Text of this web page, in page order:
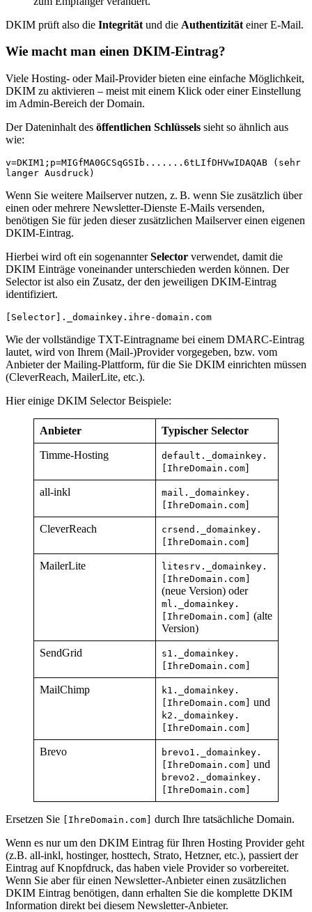
DKIM prüft also die Integrität und die Authentizität einer E-Mail.
Wie macht man einen DKIM-Eintrag?
Viele Hosting- oder Mail-Provider bieten eine einfache Möglichkeit,
DKIM zu aktivieren – meist mit einem Klick oder einer Einstellung
im Admin-Bereich der Domain.
Der Dateninhalt des öffentlichen Schlüssels sieht so ähnlich aus
wie:
v=DKIM1;p=MIGfMA0GCSqGSIb.......6tLIfDHVwIDAQAB (sehr
langer Ausdruck)
Wenn Sie weitere Mailserver nutzen, z. B. wenn Sie zusätzlich über
einen oder mehrere Newsletter-Dienste E-Mails versenden,
benötigen Sie für jeden dieser zusätzlichen Mailserver einen eigenen
DKIM-Eintrag.
Hierbei wird oft ein sogenannterSelector verwendet, damit die
DKIM Einträge voneinander unterschieden werden können. Der
Selector ist also ein Zusatz, der den jeweiligen DKIM-Eintrag
identifiziert.
[Selector]._domainkey.ihre-domain.com
Wie der vollständige TXT-Eintragname bei einem DMARC-Eintrag
lautet, wird von Ihrem (Mail-)Provider vorgegeben, bzw. vom
Anbieter der Mailing-Plattform, für die Sie DKIM einrichten müssen
(CleverReach, MailerLite, etc.).
Hier einige DKIM Selector Beispiele:
Anbieter Typischer Selector
Timme-Hosting
default._domainkey.
[IhreDomain.com]
all-inkl
mail._domainkey.
[IhreDomain.com]
CleverReach
crsend._domainkey.
[IhreDomain.com]
MailerLite
litesrv._domainkey.
[IhreDomain.com]
(neue Version) oder
ml._domainkey.
[IhreDomain.com]
(alte
Version)
SendGrid
s1._domainkey.
[IhreDomain.com]
MailChimp
k1._domainkey.
IhreDomain.com und
k2._domainkey.
IhreDomain.com
Brevo
brevo1._domainkey.
[IhreDomain.com]
und
brevo2._domainkey.
IhreDomain.com
Ersetzen Sie [IhreDomain.com]
durch Ihre tatsächliche Domain.
Wenn es nur um den DKIM Eintrag für Ihren Hosting Provider geht
(z.B. all-inkl, hostinger, hosttech, Strato, Hetzner, etc.), passiert der
Eintrag auf Knopfdruck, das haben viele Provider so vorbereitet.
Wenn Sie aber für einen Newsletter-Anbieter einen zusätzlichen
DKIM Eintrag benötigen, dann erhalten Sie die komplette DKIM
Information direkt bei diesem Newsletter-Anbieter.